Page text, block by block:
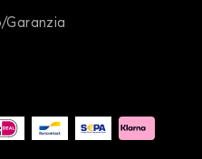
Garanzia